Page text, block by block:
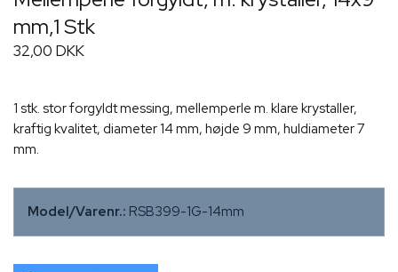
mm,1 Stk
32,00 DKK
1 stk. stor forgyldt messing, mellemperle m. klare krystaller,
kraftig kvalitet, diameter 14 mm, højde 9 mm, huldiameter 7
mm.
Model/Varenr.: RSB399-1G-14mm